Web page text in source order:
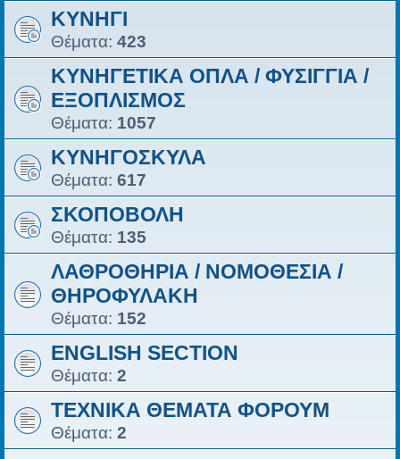
ΚΥΝΗΓΙ
Θέματα: 423
ΚΥΝΗΓΕΤΙΚΑ ΟΠΛΑ / ΦΥΣIΓΓΙΑ /
ΕΞΟΠΛΙΣΜΟΣ
Θέματα: 1057
ΚΥΝΗΓΟΣΚΥΛΑ
Θέματα: 617
ΣΚΟΠΟΒΟΛΗ
Θέματα: 135
ΛΑΘΡΟΘΗΡΙΑ / ΝΟΜΟΘΕΣΙΑ /
ΘΗΡΟΦΥΛΑΚΗ
Θέματα: 152
ENGLISH SECTION
Θέματα: 2
ΤΕΧΝΙΚΑ ΘΕΜΑΤΑ ΦΟΡΟΥΜ
Θέματα: 2